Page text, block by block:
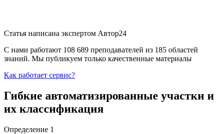
Статья написана экспертом Автор24
С нами работают 108 689 преподавателей из 185 областей
знаний. Мы публикуем только качественные материалы
Как работает сервис?
Гибкие автоматизированные участки и
их классификация
Определение 1